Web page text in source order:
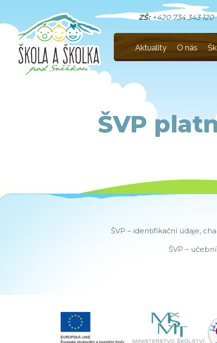
ZŠ: +420 734 343 120
Aktuality O nás
ŠVP
ŠVP – identifikační údaje,
ŠVP –